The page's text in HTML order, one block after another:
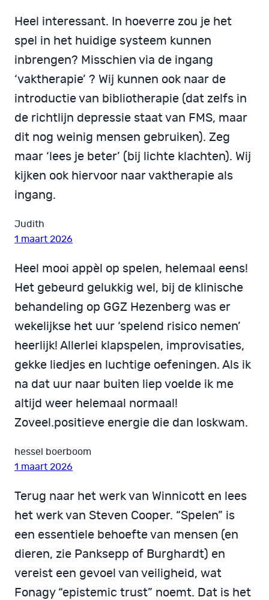
Heel interessant. In hoeverre zou je het
spel in het huidige systeem kunnen
inbrengen? Misschien via de ingang
‘vaktherapie’ ? Wij kunnen ook naar de
introductie van bibliotherapie (dat zelfs in
de richtlijn depressie staat van FMS, maar
dit nog weinig mensen gebruiken). Zeg
maar ‘lees je beter’ (bij lichte klachten). Wij
kijken ook hiervoor naar vaktherapie als
ingang.
Judith
1 maart 2026
Heel mooi appèl op spelen, helemaal eens!
Het gebeurd gelukkig wel, bij de klinische
behandeling op GGZ Hezenberg was er
wekelijkse het uur ‘spelend risico nemen’
heerlijk! Allerlei klapspelen, improvisaties,
gekke liedjes en luchtige oefeningen. Als ik
na dat uur naar buiten liep voelde ik me
altijd weer helemaal normaal!
Zoveel.positieve energie die dan loskwam.
hessel boerboom
1 maart 2026
Terug naar het werk van Winnicott en lees
het werk van Steven Cooper. “Spelen” is
een essentiele behoefte van mensen (en
dieren, zie Panksepp of Burghardt) en
vereist een gevoel van veiligheid, wat
Fonagy “epistemic trust” noemt. Dat is het